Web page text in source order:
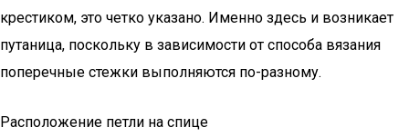
крестиком, это четко указано. Именно здесь и возникает
путаница, поскольку в зависимости от способа вязания
поперечные стежки выполняются по-разному.
Расположение петли на спице